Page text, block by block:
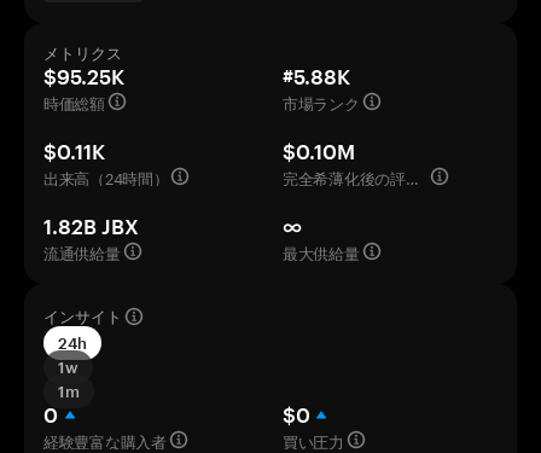
メトリクス
$95.25K
時価総額
#5.88K
市場ランク
$0.11K
出来高（24時間）
$0.10M
完全希薄化後の評価額
1.82B JBX
流通供給量
∞
最大供給量
インサイト
24h
1w
1m
0
経験豊富な購入者
$0
買い圧力